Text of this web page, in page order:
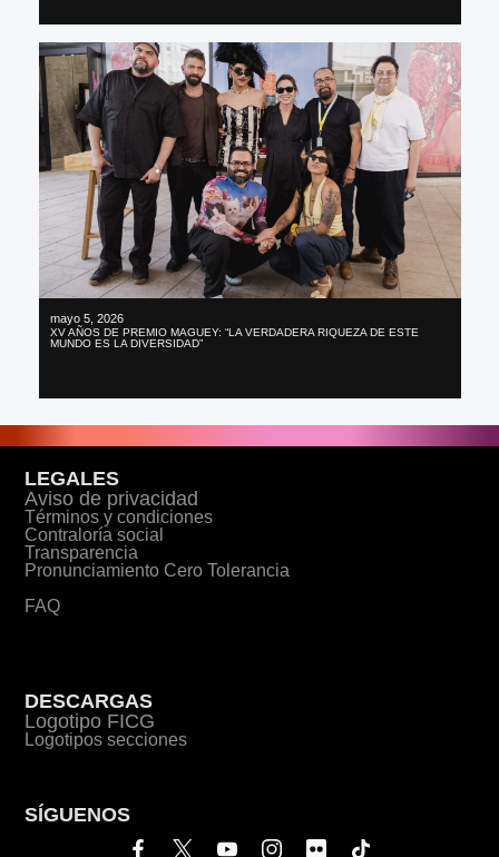
mayo 5, 2026
XV AÑOS DE PREMIO MAGUEY: “LA VERDADERA RIQUEZA DE ESTE
MUNDO ES LA DIVERSIDAD”
LEGALES
Aviso de privacidad
Términos y condiciones
Contraloría social
Transparencia
Pronunciamiento Cero Tolerancia
FAQ
DESCARGAS
Logotipo FICG
Logotipos secciones
SÍGUENOS